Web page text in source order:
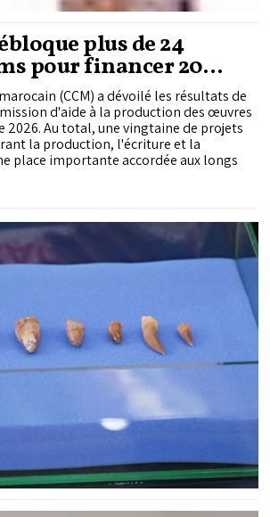
plus de 24
pour financer 20
(CCM) a dévoilé les résultats de
d'aide à la production des œuvres
Au total, une vingtaine de projets
la production, l'écriture et la
place importante accordée aux longs